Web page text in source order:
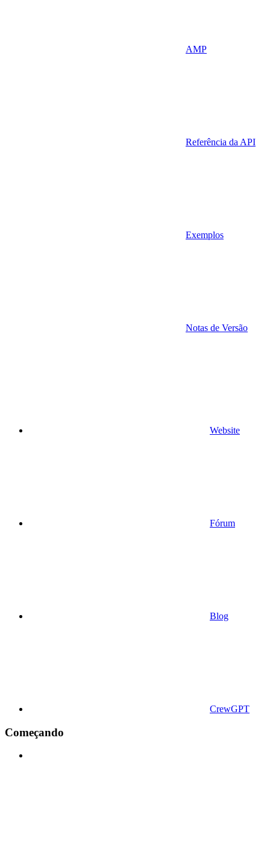
AMP
Referência da API
Exemplos
Notas de Versão
Website
Fórum
Blog
CrewGPT
Começando